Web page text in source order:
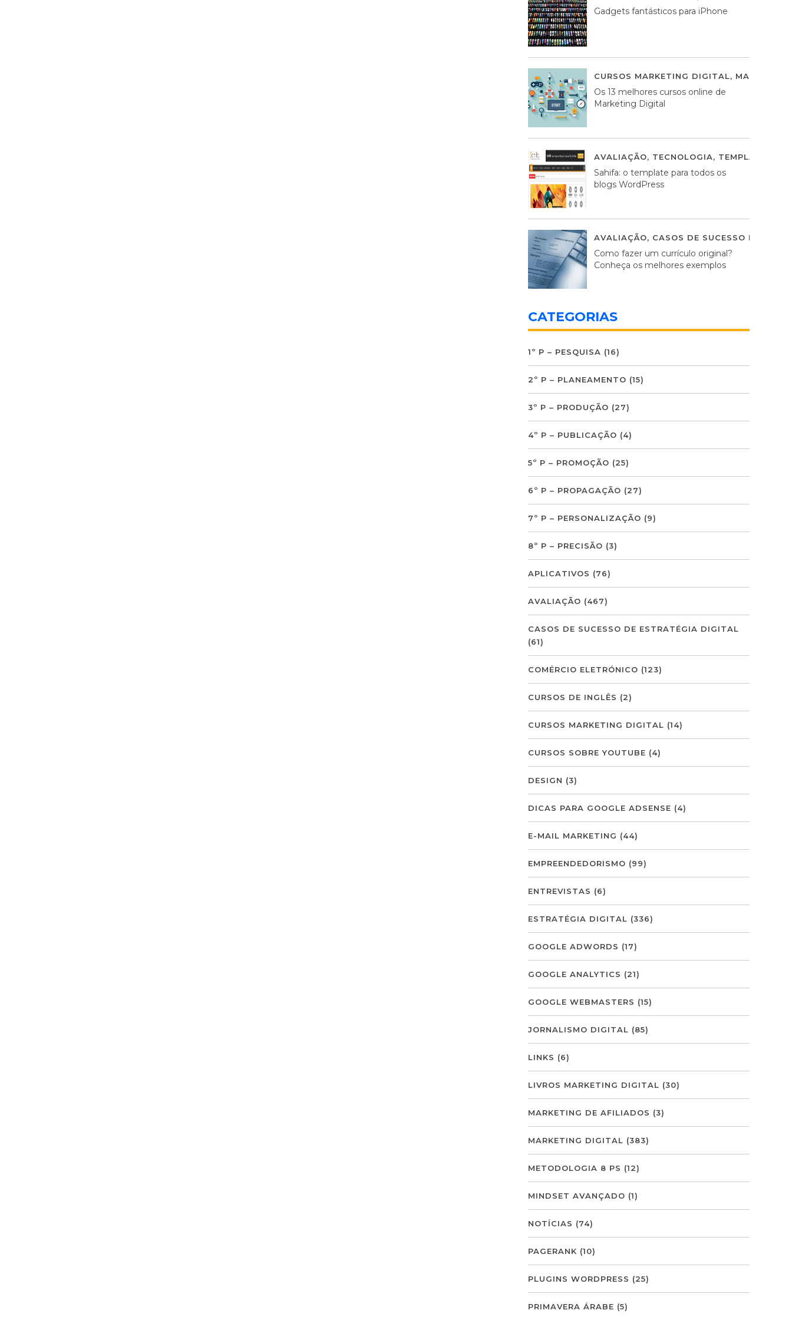
Gadgets fantásticos para iPhone
CURSOS MARKETING DIGITAL,
Os 13 melhores cursos online de
Marketing Digital
AVALIAÇÃO, TECNOLOGIA, TEMPLATES
Sahifa: o template para todos os
blogs WordPress
AVALIAÇÃO, CASOS DE SUCESSO DE
Como fazer um currículo original?
Conheça os melhores exemplos
CATEGORIAS
1º P – PESQUISA (16)
2º P – PLANEAMENTO (15)
3º P – PRODUÇÃO (27)
4º P – PUBLICAÇÃO (4)
5º P – PROMOÇÃO (25)
6º P – PROPAGAÇÃO (27)
7º P – PERSONALIZAÇÃO (9)
8º P – PRECISÃO (3)
APLICATIVOS (76)
AVALIAÇÃO (467)
CASOS DE SUCESSO DE ESTRATÉGIA DIGITAL
(61)
COMÉRCIO ELETRÓNICO (123)
CURSOS DE INGLÊS (2)
CURSOS MARKETING DIGITAL (14)
CURSOS SOBRE YOUTUBE (4)
DESIGN (3)
DICAS PARA GOOGLE ADSENSE (4)
E-MAIL MARKETING (44)
EMPREENDEDORISMO (99)
ENTREVISTAS (6)
ESTRATÉGIA DIGITAL (336)
GOOGLE ADWORDS (17)
GOOGLE ANALYTICS (21)
GOOGLE WEBMASTERS (15)
JORNALISMO DIGITAL (85)
LINKS (6)
LIVROS MARKETING DIGITAL (30)
MARKETING DE AFILIADOS (3)
MARKETING DIGITAL (383)
METODOLOGIA 8 PS (12)
MINDSET AVANÇADO (1)
NOTÍCIAS (74)
PAGERANK (10)
PLUGINS WORDPRESS (25)
PRIMAVERA ÁRABE (5)